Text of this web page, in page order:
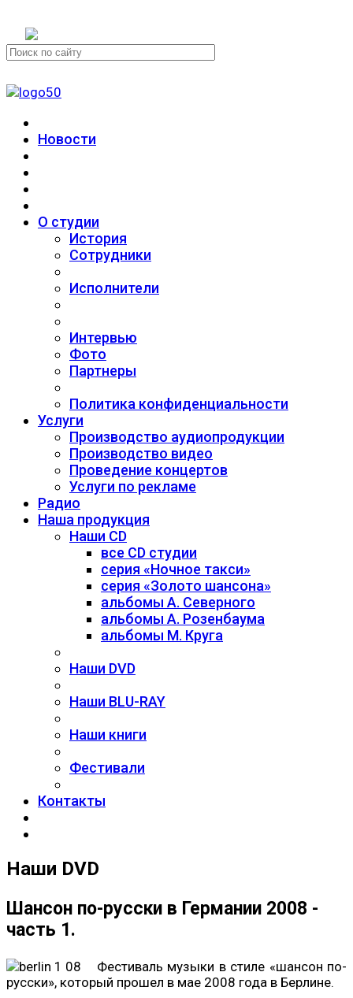
Новости
О студии
История
Сотрудники
Исполнители
Интервью
Фото
Партнеры
Политика конфиденциальности
Услуги
Производство аудиопродукции
Производство видео
Проведение концертов
Услуги по рекламе
Радио
Наша продукция
Наши CD
все CD студии
серия «Ночное такси»
серия «Золото шансона»
альбомы А. Северного
альбомы А. Розенбаума
альбомы М. Круга
Наши DVD
Наши BLU-RAY
Наши книги
Фестивали
Контакты
Наши DVD
Шансон по-русски в Германии 2008 -
часть 1.
Фестиваль музыки в стиле «шансон по-
русски», который прошел в мае 2008 года в Берлине.